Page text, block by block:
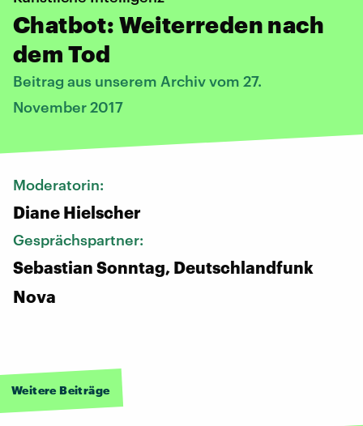
Chatbot: Weiterreden nach
dem Tod
Beitrag aus unserem Archiv vom 27.
November 2017
Moderatorin:
Diane Hielscher
Gesprächspartner:
Sebastian Sonntag, Deutschlandfunk
Nova
Weitere Beiträge